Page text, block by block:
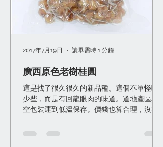
廣西原色老樹桂圓
這是找了很久很久的新品種。這個不單怪味
少些，而是有回龍眼肉的味道。道地產區真
空包裝運到低溫保存。價錢也算合理，沒有
變「天價」桂圓。 一般桂圓很難滿意其實有
些原因： 一）防腐難硫磺多，能怪味少已經
2017年7月19日 讀畢需時 1 分鐘